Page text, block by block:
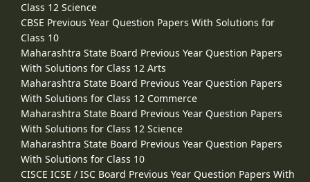
Class 12 Science
CBSE Previous Year Question Papers With Solutions for
Class 10
Maharashtra State Board Previous Year Question Papers
With Solutions for Class 12 Arts
Maharashtra State Board Previous Year Question Papers
With Solutions for Class 12 Commerce
Maharashtra State Board Previous Year Question Papers
With Solutions for Class 12 Science
Maharashtra State Board Previous Year Question Papers
With Solutions for Class 10
CISCE ICSE / ISC Board Previous Year Question Papers With